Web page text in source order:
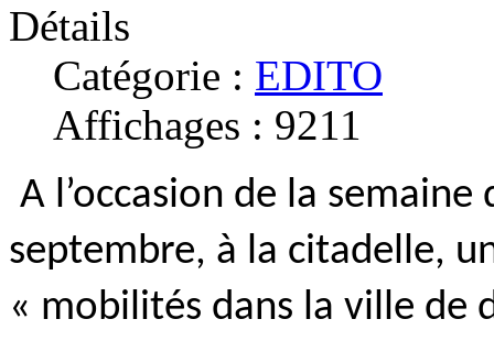
Détails
Catégorie : EDITO
Affichages : 9211
A l’occasion de la
septembre, à la citadelle,
« mobilités dans la ville de